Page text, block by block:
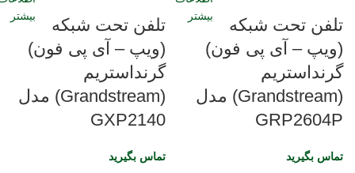
بیشتر
تلفن تحت شبکه
(ویپ – آی پی فون)
گرنداستریم
(Grandstream) مدل
GRP2604P
تماس بگیرید
بیشتر
تلفن تحت شبکه
(ویپ – آی پی فون)
گرنداستریم
(Grandstream) مدل
GXP2140
تماس بگیرید